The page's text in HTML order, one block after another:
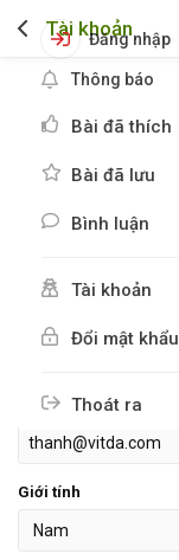
Đăng nhập
Thông báo
Bài đã thích
Bài đã lưu
Bình luận
Tài khoản
Đổi mật khẩu
Thoát ra
Tài khoản
Email đăng nhập
Giới tính